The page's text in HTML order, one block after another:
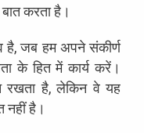
करता है।
है, जब हम अपने संकीर्ण
के हित में कार्य करें।
रखता है, लेकिन वे यह
नहीं है।